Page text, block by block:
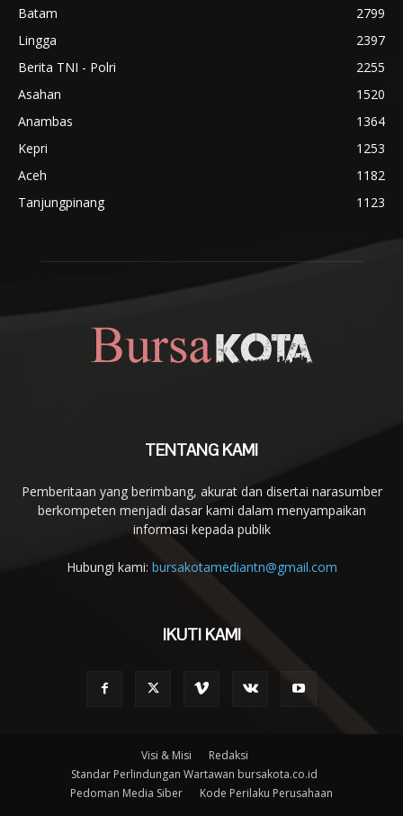
Batam
2799
Lingga
2397
Berita TNI - Polri
2255
Asahan
1520
Anambas
1364
Kepri
1253
Aceh
1182
Tanjungpinang
1123
TENTANG KAMI
Pemberitaan yang berimbang, akurat dan disertai narasumber
berkompeten menjadi dasar kami dalam menyampaikan
informasi kepada publik
Hubungi kami: bursakotamediantn@gmail.com
IKUTI KAMI
Visi & Misi
Redaksi
Standar Perlindungan Wartawan bursakota.co.id
Pedoman Media Siber
Kode Perilaku Perusahaan